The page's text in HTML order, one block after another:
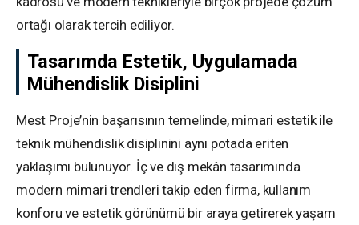
ortağı olarak tercih ediliyor.
Tasarımda Estetik, Uygulamada
Mühendislik Disiplini
Mest Proje’nin başarısının temelinde, mimari estetik ile
teknik mühendislik disiplinini aynı potada eriten
yaklaşımı bulunuyor. İç ve dış mekân tasarımında
modern mimari trendleri takip eden firma, kullanım
konforu ve estetik görünümü bir araya getirerek yaşam